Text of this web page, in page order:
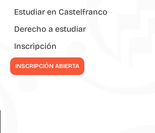
Estudiar en Castelfranco
Derecho a estudiar
Inscripción
INSCRIPCIÓN ABIERTA